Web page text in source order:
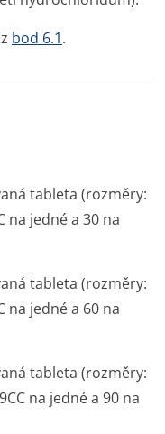
bod 6.1.
tableta (rozměry:
na jedné a 30 na
tableta (rozměry:
na jedné a 60 na
tableta (rozměry:
na jedné a 90 na